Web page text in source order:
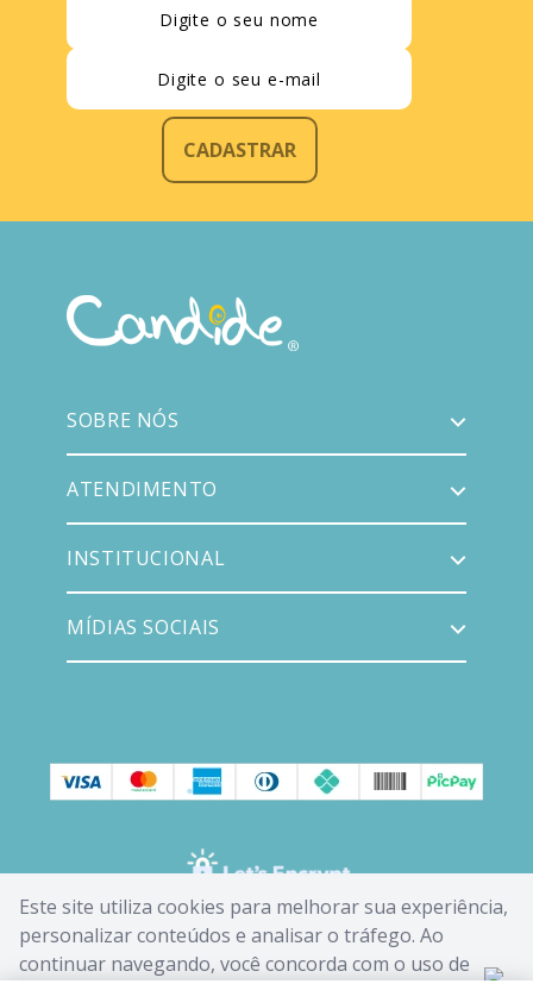
Este site utiliza cookies para melhorar sua experiência,
personalizar conteúdos e analisar o tráfego. Ao
continuar navegando, você concorda com o uso de
CADASTRAR
SOBRE NÓS
ATENDIMENTO
INSTITUCIONAL
MÍDIAS SOCIAIS